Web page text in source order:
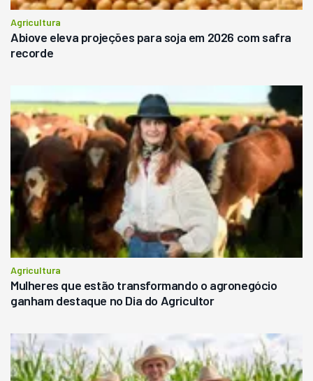
Agricultura
Abiove eleva projeções para soja em 2026 com safra
recorde
Agricultura
Mulheres que estão transformando o agronegócio
ganham destaque no Dia do Agricultor